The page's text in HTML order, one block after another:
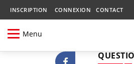
INSCRIPTION CONNEXION CONTACT
Menu